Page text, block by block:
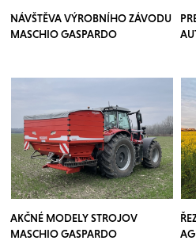
NÁVŠTĚVA VÝROBNÍHO ZÁVODU
MASCHIO GASPARDO
AKČNÉ MODELY STROJOV
MASCHIO GASPARDO